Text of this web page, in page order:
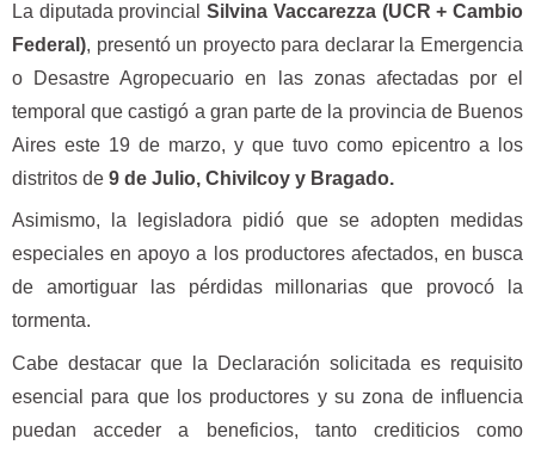
La diputada provincialSilvina Vaccarezza (UCR + Cambio
Federal), presentó un proyecto para declarar la Emergencia
o Desastre Agropecuario en las zonas afectadas por el
temporal que castigó a gran parte de la provincia de Buenos
Aires este 19 de marzo, y que tuvo como epicentro a los
distritos de 9 de Julio, Chivilcoy y Bragado.
Asimismo, la legisladora pidió que se adopten medidas
especiales en apoyo a los productores afectados, en busca
de amortiguar las pérdidas millonarias que provocó la
tormenta.
Cabe destacar que la Declaración solicitada es requisito
esencial para que los productores y su zona de influencia
puedan acceder a beneficios, tanto crediticios como